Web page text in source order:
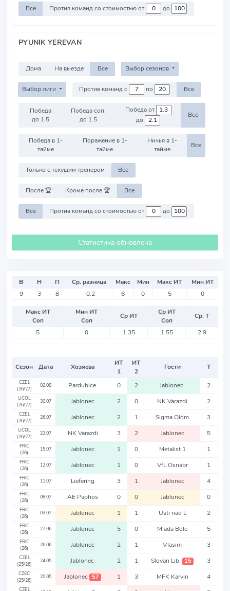
Все Против команд со стоимостью от до
PYUNIK YEREVAN
Дома На выезде Все Выбор сезонов
Выбор лиги Против команд с по Все
Победа
до 1.5
Победа соп.
до 1.5
Победа от
до
Все
Победа в 1-
тайме
Поражение в 1-
тайме
Ничья в 1-
тайме
Все
Только с текущим тренером Все
После 🏆 Кроме после 🏆 Все
Все Против команд со стоимостью от до
Статистика обновлена
В Н П Ср. разница Макс Мин Макс ИТ
Мин ИТ
9
3 8 -0.2 6 0 5 0
Макс ИТ
Соп
Мин ИТ
Соп
Ср ИТ
Ср ИТ
Соп
Ср. Т
5
0 1.35 1.55 2.9
Сезон Дата Хозяева
ИТ
1
ИТ
2
Гости Т
CZE1
(26/27)
02.08 Pardubice 0 2 Jablonec 2
UCOL
(26/27)
30.07 Jablonec 2 0 NK Varazdi 2
CZE1
(26/27)
26.07 Jablonec 2 1 Sigma Olom 3
UCOL
(26/27)
23.07 NK Varazdi 3 2 Jablonec 5
FRIC
(26)
15.07 Jablonec 1 0 Metalist 1 1
FRIC
(26)
12.07 Jablonec 1 0 VfL Osnabr 1
FRIC
(26)
11.07 Liefering 3 1 Jablonec 4
FRIC
(26)
08.07 AE Paphos 0 0 Jablonec 0
FRIC
(26)
03.07 Jablonec 1 1 Usti nad L 2
FRIC
(26)
27.06 Jablonec 5 0 Mlada Bole 5
FRIC
(26)
26.06 Jablonec 2 1 Vlasim 3
CZE1
(25/26)
24.05 Jablonec 2 1 Slovan Lib 15 3
CZEC
(25/26)
20.05 Jablonec 57 1 3 MFK Karvin 4
CZE1